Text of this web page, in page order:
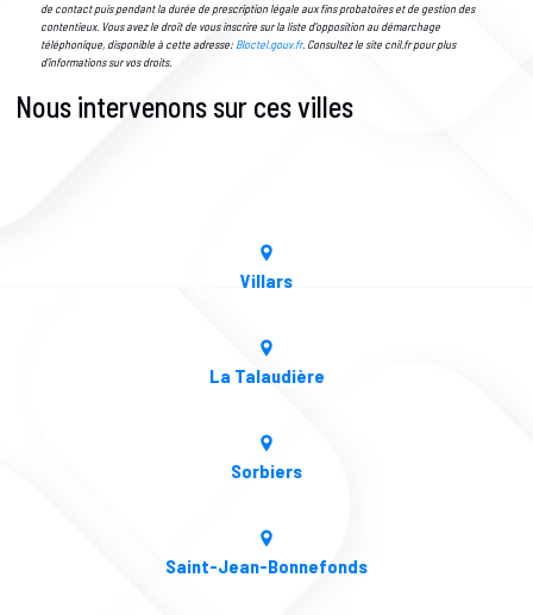
de contact puis pendant la durée de prescription légale aux fins probatoires et de gestion des
contentieux. Vous avez le droit de vous inscrire sur la liste d'opposition au démarchage
téléphonique, disponible à cette adresse: Bloctel.gouv.fr. Consultez le site cnil.fr pour plus
d’informations sur vos droits.
Nous intervenons sur ces villes
Villars
La Talaudière
Sorbiers
Saint-Jean-Bonnefonds